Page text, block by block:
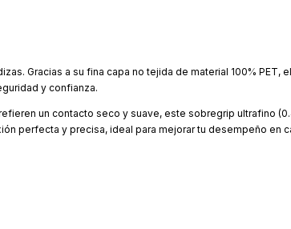
Gracias a su fina capa no tejida de material 100% PET,
y confianza.
un contacto seco y suave, este sobregrip ultrafino
perfecta y precisa, ideal para mejorar tu desempeño en